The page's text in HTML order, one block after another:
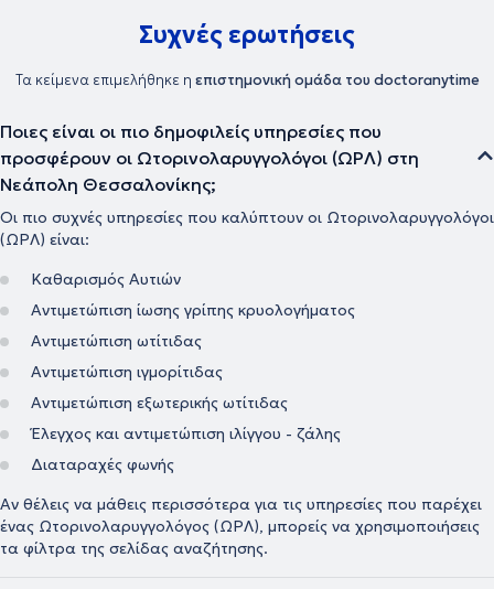
Συχνές ερωτήσεις
Τα κείμενα επιμελήθηκε η επιστημονική ομάδα του doctoranytime
Ποιες είναι οι πιο δημοφιλείς υπηρεσίες που
προσφέρουν οι Ωτορινολαρυγγολόγοι (ΩΡΛ) στη
Νεάπολη Θεσσαλονίκης;
Οι πιο συχνές υπηρεσίες που καλύπτουν οι Ωτορινολαρυγγολόγοι
(ΩΡΛ) είναι:
Καθαρισμός Αυτιών
Αντιμετώπιση ίωσης γρίπης κρυολογήματος
Αντιμετώπιση ωτίτιδας
Αντιμετώπιση ιγμορίτιδας
Αντιμετώπιση εξωτερικής ωτίτιδας
Έλεγχος και αντιμετώπιση ιλίγγου - ζάλης
Διαταραχές φωνής
Αν θέλεις να μάθεις περισσότερα για τις υπηρεσίες που παρέχει
ένας Ωτορινολαρυγγολόγος (ΩΡΛ), μπορείς να χρησιμοποιήσεις
τα φίλτρα της σελίδας αναζήτησης.